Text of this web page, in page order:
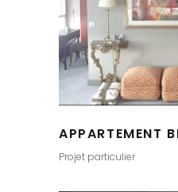
APPARTEMENT
Projet particulier